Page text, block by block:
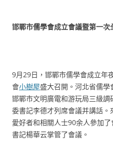
邯鄲市儒學會成立會議暨第一
9月29日，邯鄲市儒學會成立年
會小樹屋盛大召開。河北省儒學
邯鄲市文明廣電和游玩局三級
委書記李德才列席會議并講話
愛好者和相關人士90余人參加
書記楊華云掌管了會議。